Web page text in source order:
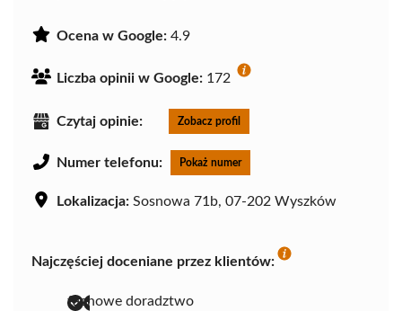
Ocena w Google: 4.9
Liczba opinii w Google: 172
Czytaj opinie: Zobacz profil
Numer telefonu: Pokaż numer
Lokalizacja: Sosnowa 71b, 07-202 Wyszków
Najczęściej doceniane przez klientów:
fachowe doradztwo